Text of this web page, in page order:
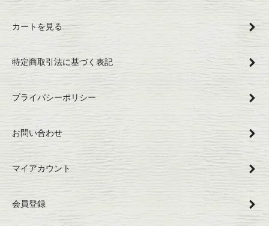
カートを見る
特定商取引法に基づく表記
プライバシーポリシー
お問い合わせ
マイアカウント
会員登録